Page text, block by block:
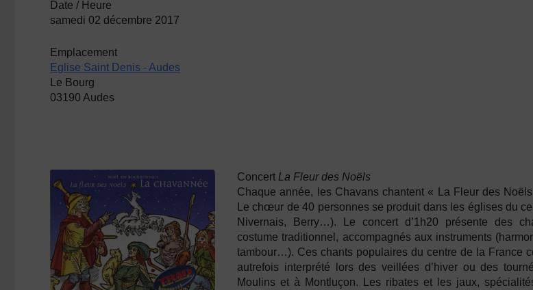
Date / Heure
samedi 02 décembre 2017
Emplacement
Eglise Saint Denis - Audes
Le Bourg
03190 Audes
Concert La Fleur des Noëls
Chaque année, les Chavans chantent « La Fleur des
Le chœur de 40 personnes se produit dans les églises du
Nivernais, Berry…). Le concert d’1h20 présente des
costume traditionnel, accompagnés aux instruments
tambour…). Ces chants populaires du centre de la France
autrefois interprété lors des veillées d’hiver ou des
Moulins et à Montluçon. Les ribates et les jaux,